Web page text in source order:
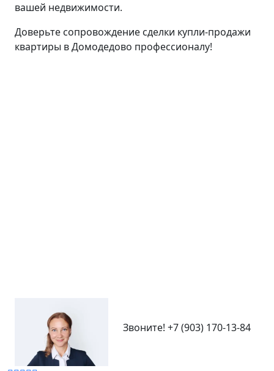
вашей недвижимости.
Доверьте сопровождение сделки купли-продажи
квартиры в Домодедово профессионалу!
Звоните! +7 (903) 170-13-84